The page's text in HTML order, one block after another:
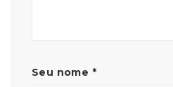
Seu nome *